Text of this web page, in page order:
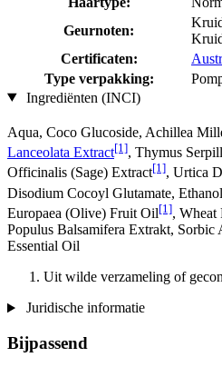
Geurnoten:
Certificaten:
Type verpakking:
Ingrediënten (INCI)
Aqua, Coco Glucoside, Achillea
Lanceolata Extract[1], Thymus
Officinalis (Sage) Extract[1], Urtica
Disodium Cocoyl Glutamate,
Europaea (Olive) Fruit Oil[1], Wheat
Populus Balsamifera Extrakt,
Essential Oil
Uit wilde verzameling of
Juridische informatie
Bijpassend